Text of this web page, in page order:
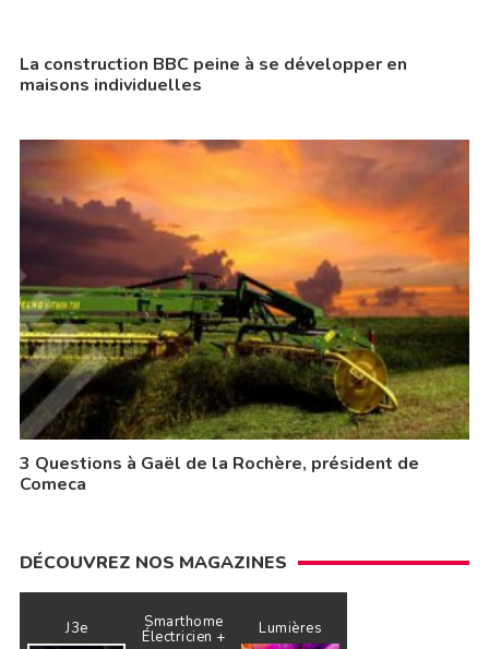
La construction BBC peine à se développer en
maisons individuelles
3 Questions à Gaël de la Rochère, président de
Comeca
DÉCOUVREZ NOS MAGAZINES
J3e Smarthome
Électricien + Lumières